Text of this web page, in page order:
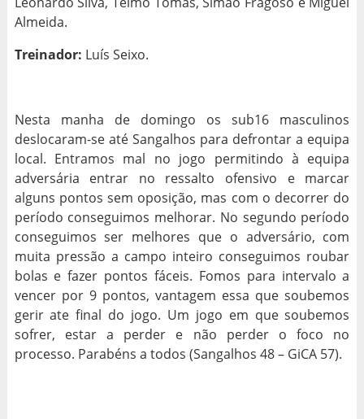
Almeida.
Treinador: Luís Seixo.
Nesta manha de domingo os sub16 masculinos
deslocaram-se até Sangalhos para defrontar a equipa
local. Entramos mal no jogo permitindo à equipa
adversária entrar no ressalto ofensivo e marcar
alguns pontos sem oposição, mas com o decorrer do
período conseguimos melhorar. No segundo período
conseguimos ser melhores que o adversário, com
muita pressão a campo inteiro conseguimos roubar
bolas e fazer pontos fáceis. Fomos para intervalo a
vencer por 9 pontos, vantagem essa que soubemos
gerir ate final do jogo. Um jogo em que soubemos
sofrer, estar a perder e não perder o foco no
processo. Parabéns a todos (Sangalhos 48 – GiCA 57).